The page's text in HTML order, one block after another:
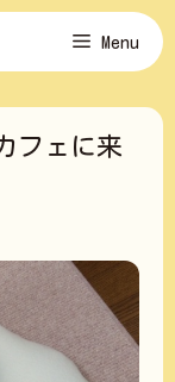
Menu
フェに来